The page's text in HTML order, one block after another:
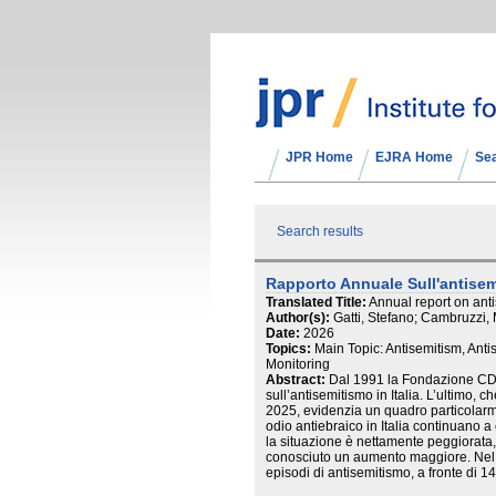
JPR Home EJRA Home
Search results
Rapporto Annuale
Translated Title: Annual report on
Author(s): Gatti, Stefano; Cambruzzi,
Date: 2026
Topics: Main Topic: Antisemitism,
Monitoring
Abstract: Dal 1991 la Fondazione
sull’antisemitismo in Italia. L’ultimo,
2025, evidenzia un quadro
odio antiebraico in Italia continuano
la situazione è nettamente
conosciuto un aumento maggiore.
episodi di antisemitismo, a fronte di